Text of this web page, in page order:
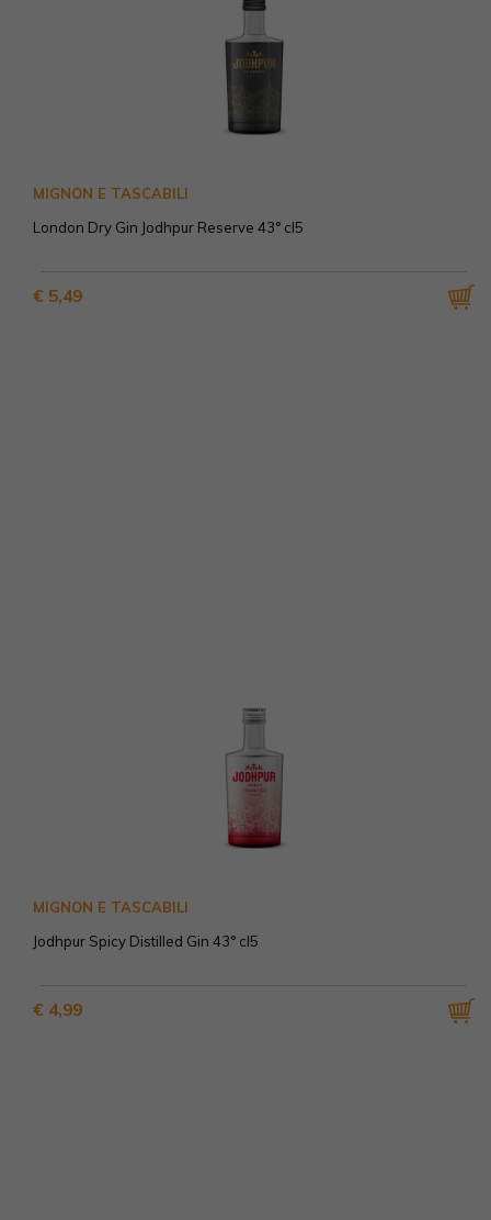
MIGNON E TASCABILI
London Dry Gin Jodhpur Reserve 43° cl5
€ 5,49
MIGNON E TASCABILI
Jodhpur Spicy Distilled Gin 43° cl5
€ 4,99